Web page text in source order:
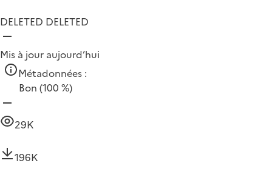
DELETED DELETED
Mis à jour aujourd’hui
Métadonnées :
Bon (100 %)
29K
196K